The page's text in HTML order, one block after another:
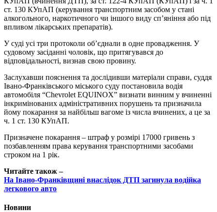
ст. 130 КУпАП (керування транспортним засобом у стані
алкогольного, наркотичного чи іншого виду сп’яніння або під
впливом лікарських препаратів).
У суді усі три протоколи об’єднали в одне провадження. У
судовому засіданні чоловік, що притягувався до
відповідальності, визнав свою провину.
Заслухавши пояснення та дослідивши матеріали справи, суддя
Івано-Франківського міського суду постановила водія
автомобіля “Chevrolet EQUINOX” визнати винним у вчиненні
інкримінованих адміністративних порушень та призначила
йому покарання за найбільш вагоме із числа вчинених, а це за
ч. 1 ст. 130 КУпАП.
Призначене покарання – штраф у розмірі 17000 гривень з
позбавленням права керування транспортними засобами
строком на 1 рік.
Читайте також –
На Івано-Франківщині внаслідок ДТП загинула водійка
легкового авто
Новини